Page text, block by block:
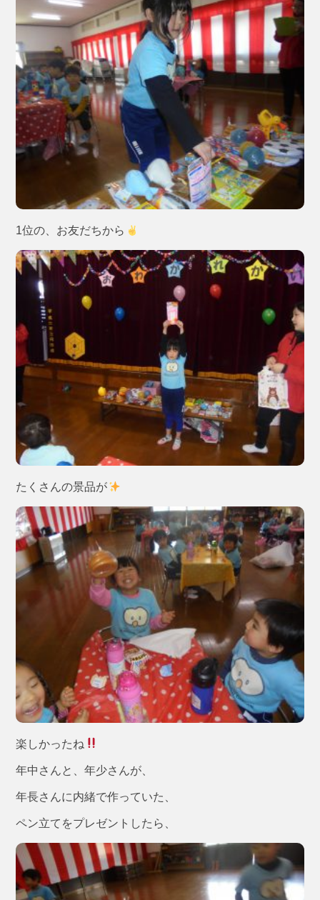
1位の、お友だちから
たくさんの景品が
楽しかったね
年中さんと、年少さんが、
年長さんに内緒で作っていた、
ペン立てをプレゼントしたら、